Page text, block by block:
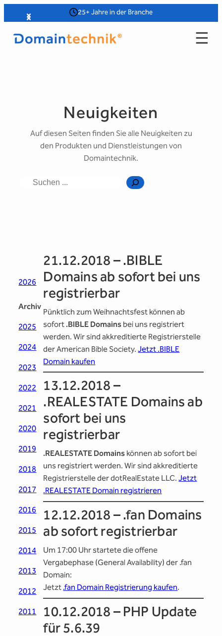
Inhalt
springen
25+ Jahre in der Branche
Slide 3 of 4
☰
Neuigkeiten
Auf diesen Seiten finden Sie alle Neuigkeiten zu
den Produkten und Dienstleistungen von
Domaintechnik.
Suche
2026
Archiv
2025
2024
2023
2022
2021
2020
2019
2018
2017
2016
2015
2014
2013
2012
2011
21.12.2018 – .BIBLE
Domains ab sofort bei uns
registrierbar
Pünktlich zum Weihnachtsfest können ab
sofort .BIBLE Domains bei uns registriert
werden. Wir sind akkreditierte Registrierstelle
der American Bible Society.Jetzt .BIBLE
Domain kaufen
13.12.2018 –
.REALESTATE Domains ab
sofort bei uns
registrierbar
.REALESTATE Domains können ab sofort bei
uns registriert werden. Wir sind akkreditierte
Registrierstelle der dotRealEstate LLC.Jetzt
.REALESTATE Domain registrieren
12.12.2018 – .fan Domains
ab sofort registrierbar
Um 17:00 Uhr startete die offene
Vergabephase (General Availability) der .fan
Domain:
Jetzt .fan Domain Registrierung kaufen.
10.12.2018 – PHP Update
für 5.6.39